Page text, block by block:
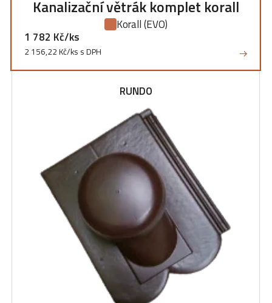
Kanalizační větrák komplet korall
Korall(EVO)
1 782 Kč/ks
2 156,22 Kč/ks s DPH
RUNDO